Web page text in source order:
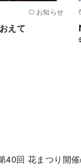
お知らせ
えて
40回 花まつり開